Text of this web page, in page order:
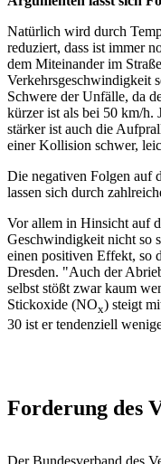
Natürlich wird durch
reduziert, dass ist immer
dem Miteinander im
Verkehrsgeschwindigkeit
Schwere der Unfälle, da
kürzer ist als bei 50 km/h.
stärker ist auch die
einer Kollision schwer,
Die negativen Folgen auf
lassen sich durch
Vor allem in Hinsicht auf
Geschwindigkeit nicht so
einen positiven Effekt, so
Dresden. "Auch der
selbst stößt zwar kaum
Stickoxide (NOx) steigt
30 ist er tendenziell
Forderung des
Der Bundesverband des